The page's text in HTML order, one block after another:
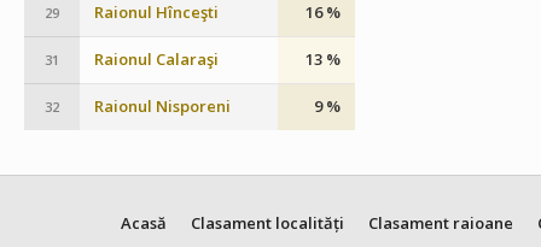
29 Raionul Hînceşti 16 %
31 Raionul Calaraşi 13 %
32 Raionul Nisporeni 9 %
Acasă Clasament localități Clasament raioane